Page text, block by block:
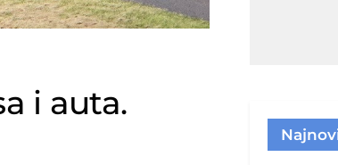
i auta.